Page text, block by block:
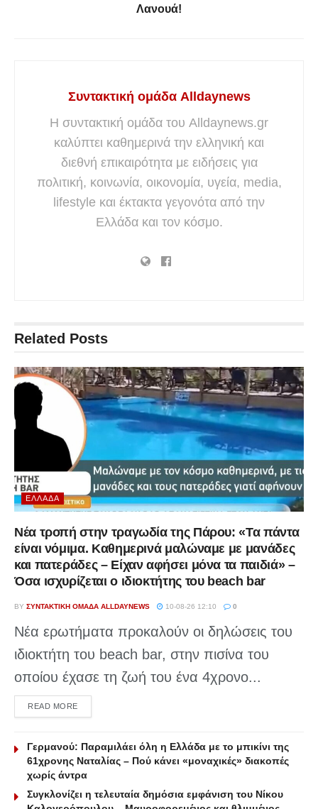
Λανουά!
Συντακτική ομάδα Alldaynews
Η συντακτική ομάδα του Alldaynews.gr
καλύπτει καθημερινά την ελληνική και
διεθνή επικαιρότητα με ειδήσεις για
πολιτική, κοινωνία, οικονομία, υγεία, media,
lifestyle και έκτακτα γεγονότα από την
Ελλάδα και τον κόσμο.
Related Posts
ΕΛΛΆΔΑ
Νέα τροπή στην τραγωδία της Πάρου: «Τα πάντα
είναι νόμιμα. Καθημερινά μαλώναμε με μανάδες
και πατεράδες – Είχαν αφήσει μόνα τα παιδιά» –
Όσα ισχυρίζεται ο ιδιοκτήτης του beach bar
BY ΣΥΝΤΑΚΤΙΚΉ ΟΜΆΔΑ ALLDAYNEWS 10-08-26 12:10 0
Νέα ερωτήματα προκαλούν οι δηλώσεις του
ιδιοκτήτη του beach bar, στην πισίνα του
οποίου έχασε τη ζωή του ένα 4χρονο...
READ MOREDETAILS
Γερμανού: Παραμιλάει όλη η Ελλάδα με το μπικίνι της
61χρονης Ναταλίας – Πού κάνει «μοναχικές» διακοπές
χωρίς άντρα
Συγκλονίζει η τελευταία δημόσια εμφάνιση του Νίκου